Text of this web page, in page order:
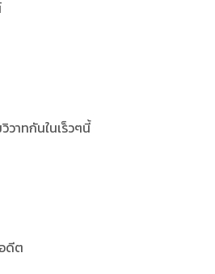
าทกันในเร็วๆนี้
ดีต